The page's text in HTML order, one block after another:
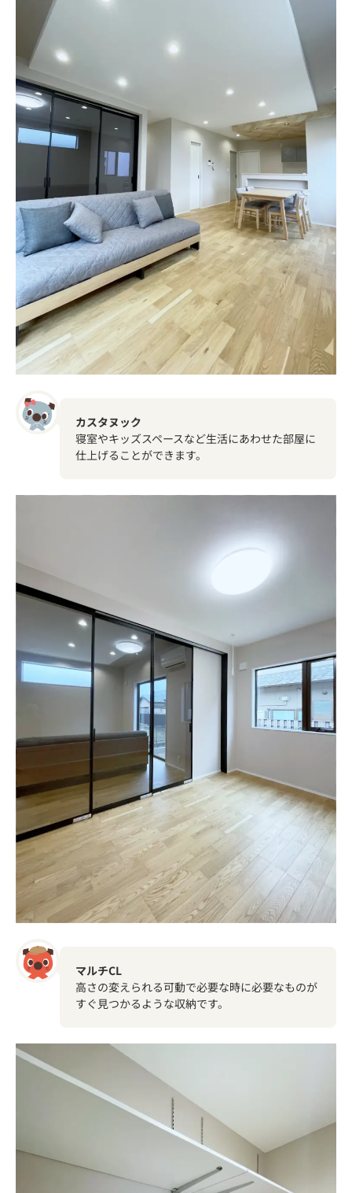
カスタヌック
寝室やキッズスペースなど生活にあわせた部屋に
仕上げることができます。
マルチCL
高さの変えられる可動で必要な時に必要なものが
すぐ見つかるような収納です。